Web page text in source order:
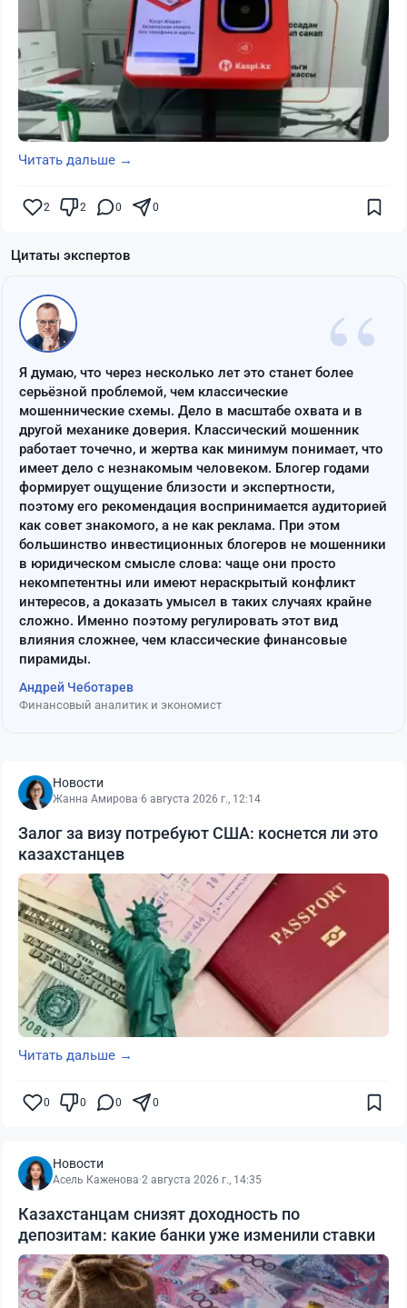
Читать дальше →
2 2 0 0
Цитаты экспертов
“
Я думаю, что через несколько лет это станет более
серьёзной проблемой, чем классические
мошеннические схемы. Дело в масштабе охвата и в
другой механике доверия. Классический мошенник
работает точечно, и жертва как минимум понимает, что
имеет дело с незнакомым человеком. Блогер годами
формирует ощущение близости и экспертности,
поэтому его рекомендация воспринимается аудиторией
как совет знакомого, а не как реклама. При этом
большинство инвестиционных блогеров не мошенники
в юридическом смысле слова: чаще они просто
некомпетентны или имеют нераскрытый конфликт
интересов, а доказать умысел в таких случаях крайне
сложно. Именно поэтому регулировать этот вид
влияния сложнее, чем классические финансовые
пирамиды.
Андрей Чеботарев
Финансовый аналитик и экономист
Новости
Жанна Амирова·6 августа 2026 г., 12:14
Залог за визу потребуют США: коснется ли это
казахстанцев
Читать дальше →
0 0 0 0
Новости
Асель Каженова·2 августа 2026 г., 14:35
Казахстанцам снизят доходность по
депозитам: какие банки уже изменили ставки